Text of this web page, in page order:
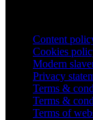
Content
Cookies
Modern
Privacy
Terms &
Terms &
Terms of